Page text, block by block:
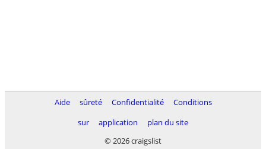
Aide sûreté Confidentialité
Conditions
sur
application
plan du site
© 2026 craigslist